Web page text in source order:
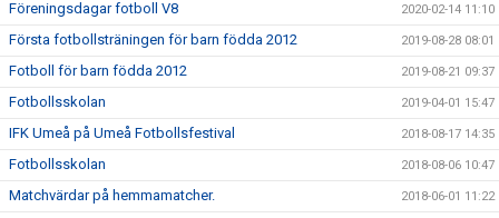
Föreningsdagar fotboll V8 2020-02-14 11:10
Första fotbollsträningen för barn födda 2012 2019-08-28 08:01
Fotboll för barn födda 2012 2019-08-21 09:37
Fotbollsskolan 2019-04-01 15:47
IFK Umeå på Umeå Fotbollsfestival 2018-08-17 14:35
Fotbollsskolan 2018-08-06 10:47
Matchvärdar på hemmamatcher. 2018-06-01 11:22